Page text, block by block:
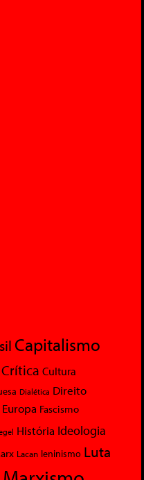
Capitalismo
Crítica Cultura
Dialética Direito
Europa Fascismo
História Ideologia
Lacan leninismo Luta